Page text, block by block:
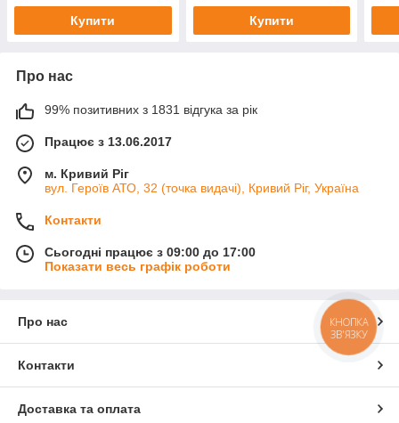
Купити Купити
Про нас
99% позитивних з 1831 відгука за рік
Працює з 13.06.2017
м. Кривий Ріг
вул. Героїв АТО, 32 (точка видачі), Кривий Ріг, Україна
Контакти
Сьогодні працює з 09:00 до 17:00
Показати весь графік роботи
Про нас
Контакти
Доставка та оплата
КНОПКА
ЗВ'ЯЗКУ